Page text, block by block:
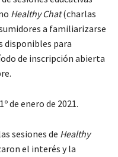
Healthy Chat(charlas
a familiarizarse
disponibles para
de inscripción abierta
de enero de 2021.
sesiones de Healthy
el interés y la